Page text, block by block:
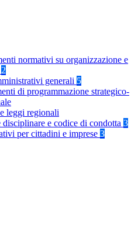
normativi su organizzazione e
2
generali 5
di programmazione strategico-
leggi regionali
disciplinare e codice di condotta 3
per cittadini e imprese 3